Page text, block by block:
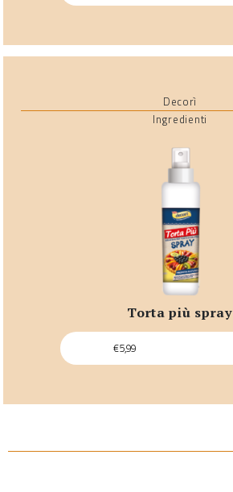
Decorì
Ingredienti
torta più spray
€5,99